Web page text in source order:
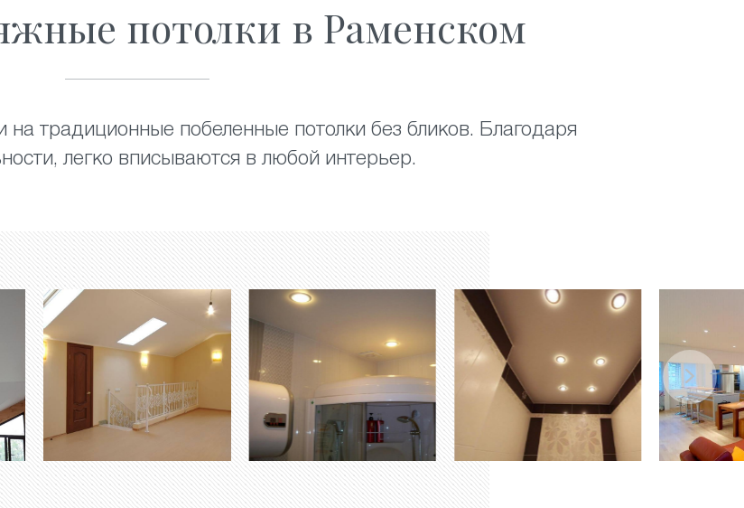
потолки в Раменском
традиционные побеленные потолки без бликов. Благодаря
легко вписываются в любой интерьер.